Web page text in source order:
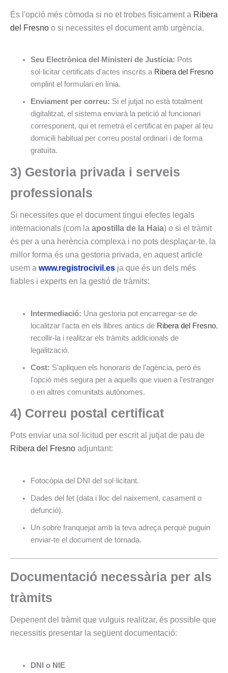
És l'opció més còmoda si no et trobes físicament a Ribera
del Fresno o si necessites el document amb urgència.
Seu Electrònica del Ministeri de Justícia: Pots
sol·licitar certificats d'actes inscrits a Ribera del Fresno
omplint el formulari en línia.
Enviament per correu: Si el jutjat no està totalment
digitalitzat, el sistema enviarà la petició al funcionari
corresponent, qui et remetrà el certificat en paper al teu
domicili habitual per correu postal ordinari i de forma
gratuïta.
3) Gestoria privada i serveis
professionals
Si necessites que el document tingui efectes legals
internacionals (com la apostilla de la Haia) o si el tràmit
és per a una herència complexa i no pots desplaçar-te, la
millor forma és una gestoria privada, en aquest article
usem a www.registrocivil.es ja que és un dels més
fiables i experts en la gestió de tràmits:
Intermediació: Una gestoria pot encarregar-se de
localitzar l'acta en els llibres antics de Ribera del Fresno,
recollir-la i realitzar els tràmits addicionals de
legalització.
Cost: S'apliquen els honoraris de l'agència, però és
l'opció més segura per a aquells que viuen a l'estranger
o en altres comunitats autònomes.
4) Correu postal certificat
Pots enviar una sol·licitud per escrit al jutjat de pau de
Ribera del Fresno adjuntant:
Fotocòpia del DNI del sol·licitant.
Dades del fet (data i lloc del naixement, casament o
defunció).
Un sobre franquejat amb la teva adreça perquè puguin
enviar-te el document de tornada.
Documentació necessària per als
tràmits
Depenent del tràmit que vulguis realitzar, és possible que
necessitis presentar la següent documentació:
DNI o NIE